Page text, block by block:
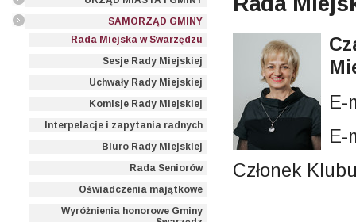
SAMORZĄD GMINY
Rada Miejska w Swarzędzu
Sesje Rady Miejskiej
Uchwały Rady Miejskiej
Komisje Rady Miejskiej
Interpelacje i zapytania radnych
Biuro Rady Miejskiej
Rada Seniorów
Oświadczenia majątkowe
Wyróżnienia honorowe Gminy
E-
E-
Członek